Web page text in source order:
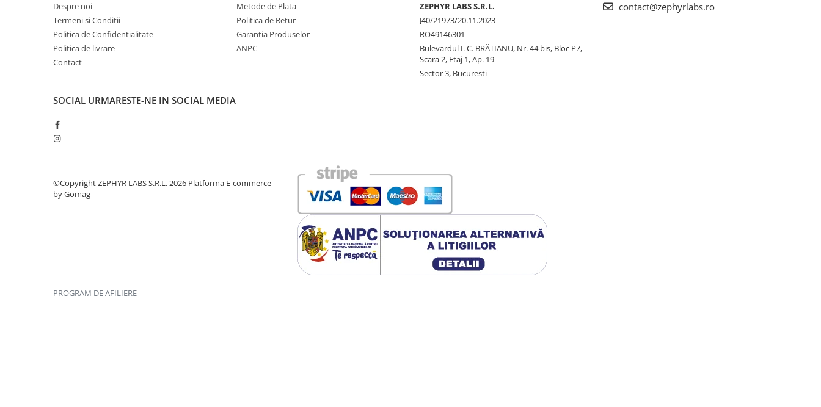
Antioxidanti
Altele-Suplimente alimentare
Promo Ianuarie-Septembrie
Despre noi
Termeni si Conditii
Politica de Confidentialitate
Politica de livrare
Contact
Metode de Plata
Politica de Retur
Garantia Produselor
ANPC
ZEPHYR LABS S.R.L.
J40/21973/20.11.2023
RO49146301
Bulevardul I. C. BRĂTIANU, Nr. 44 bis, Bloc P7,
Scara 2, Etaj 1, Ap. 19
Sector 3, Bucuresti
contact@zephyrlabs.ro
SOCIAL URMARESTE-NE IN SOCIAL MEDIA
©Copyright ZEPHYR LABS S.R.L. 2026 Platforma E-commerce
by Gomag
PROGRAM DE AFILIERE